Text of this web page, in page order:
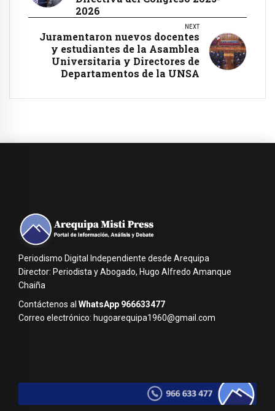
2026
NEXT
Juramentaron nuevos docentes
y estudiantes de la Asamblea
Universitaria y Directores de
Departamentos de la UNSA
Periodismo Digital Independiente desde Arequipa
Director: Periodista y Abogado, Hugo Alfredo Amanque
Chaiña
Contáctenos al WhatsApp 966633477
Correo electrónico: hugoarequipa1960@gmail.com